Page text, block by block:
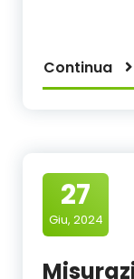
Continua
27
Giu, 2024